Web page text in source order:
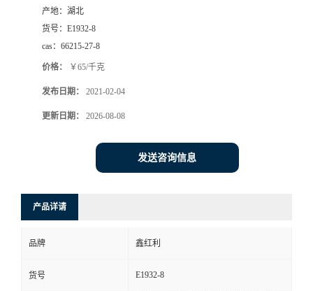
产地： 湖北
货号： E1932-8
cas： 66215-27-8
价格： ￥65/千克
发布日期： 2021-02-04
更新日期： 2026-08-08
发送咨询信息
产品详请
品牌 鑫红利
货号 E1932-8